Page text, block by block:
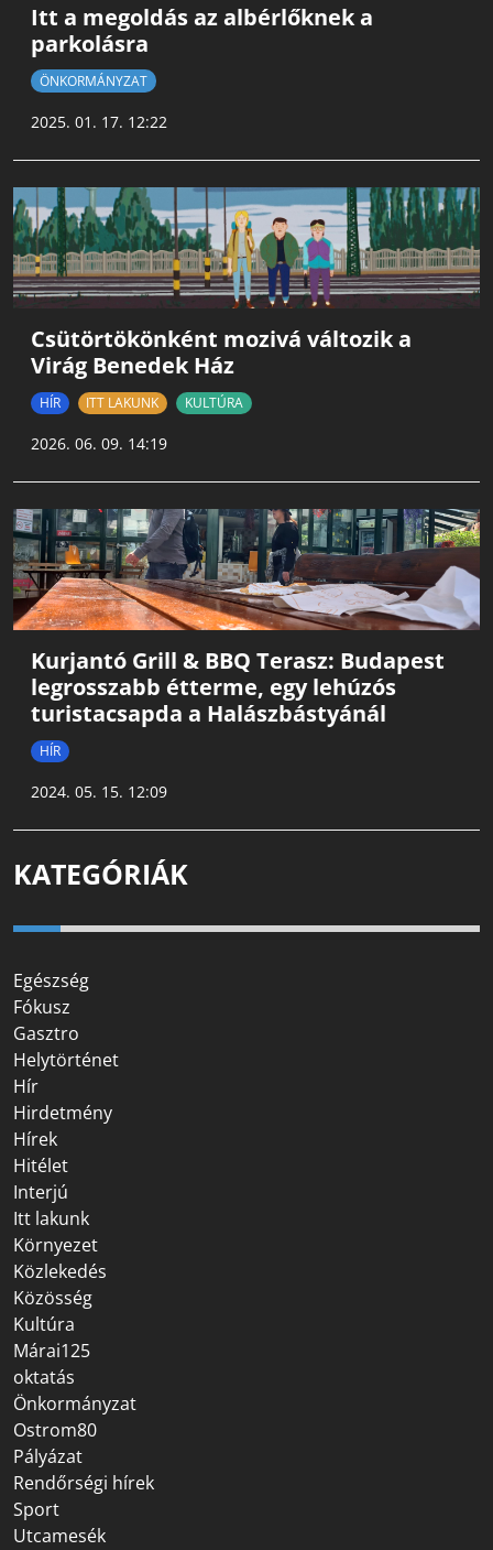
Itt a megoldás az albérlőknek a
parkolásra
ÖNKORMÁNYZAT
2025. 01. 17. 12:22
Csütörtökönként mozivá változik a
Virág Benedek Ház
HÍR ITT LAKUNK KULTÚRA
2026. 06. 09. 14:19
Kurjantó Grill & BBQ Terasz: Budapest
legrosszabb étterme, egy lehúzós
turistacsapda a Halászbástyánál
HÍR
2024. 05. 15. 12:09
KATEGÓRIÁK
Egészség
Fókusz
Gasztro
Helytörténet
Hír
Hirdetmény
Hírek
Hitélet
Interjú
Itt lakunk
Környezet
Közlekedés
Közösség
Kultúra
Márai125
oktatás
Önkormányzat
Ostrom80
Pályázat
Rendőrségi hírek
Sport
Utcamesék